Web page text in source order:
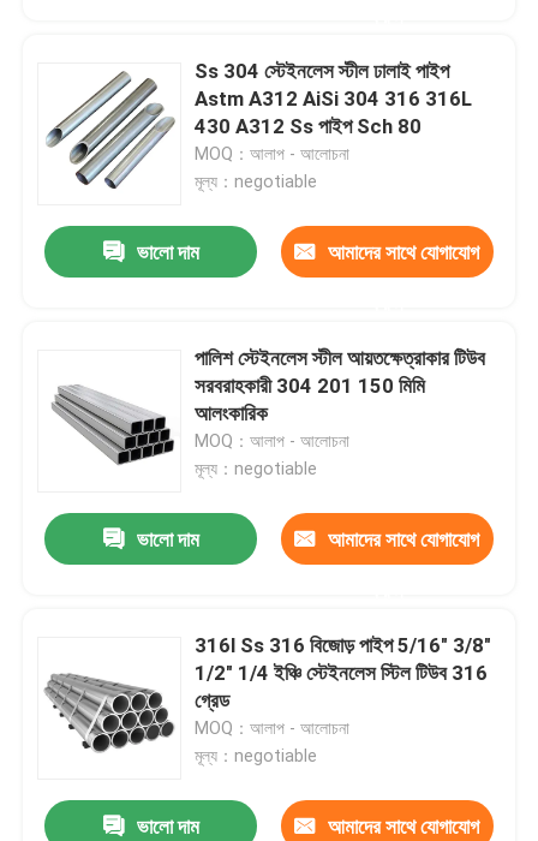
Ss 304 স্টেইনলেস স্টীল ঢালাই পাইপ
Astm A312 AiSi 304 316 316L
430 A312 Ss পাইপ Sch 80
MOQ：আলাপ - আলোচনা
মূল্য：negotiable
ভালো দাম আমাদের সাথে যোগাযোগ
পালিশ স্টেইনলেস স্টীল আয়তক্ষেত্রাকার টিউব
সরবরাহকারী 304 201 150 মিমি
আলংকারিক
MOQ：আলাপ - আলোচনা
মূল্য：negotiable
ভালো দাম আমাদের সাথে যোগাযোগ
316l Ss 316 বিজোড় পাইপ 5/16" 3/8"
1/2" 1/4 ইঞ্চি স্টেইনলেস স্টিল টিউব 316
গ্রেড
MOQ：আলাপ - আলোচনা
মূল্য：negotiable
ভালো দাম আমাদের সাথে যোগাযোগ